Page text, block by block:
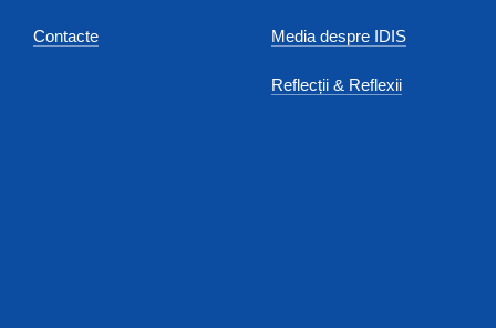
Contacte Media despre IDIS
Reflecții & Reflexii